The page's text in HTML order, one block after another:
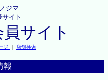
ジマ
サイト
サイト
ジ ｜ 店舗検索
報